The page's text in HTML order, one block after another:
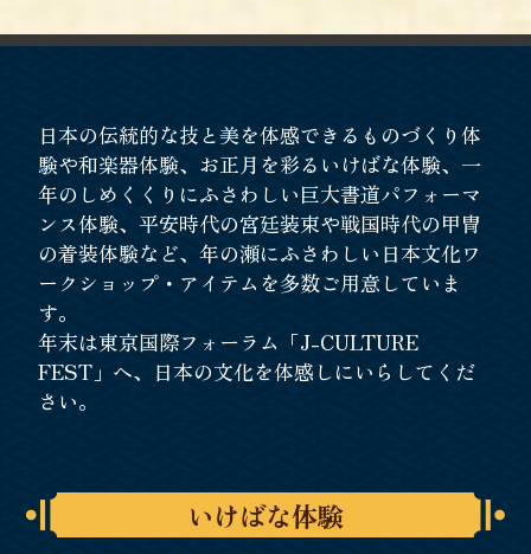
日本の伝統的な技と美を体感できるものづくり体
験や和楽器体験、お正月を彩るいけばな体験、一
年のしめくくりにふさわしい巨大書道パフォーマ
ンス体験、平安時代の宮廷装束や戦国時代の甲冑
の着装体験など、年の瀬にふさわしい日本文化ワ
ークショップ・アイテムを多数ご用意していま
す。
年末は東京国際フォーラム「J-CULTURE
FEST」へ、日本の文化を体感しにいらしてくだ
さい。
いけばな体験